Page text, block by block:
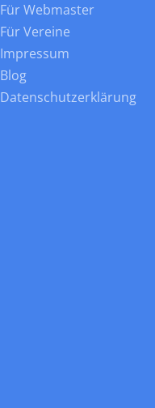
Für Webmaster
Für Vereine
Impressum
Blog
Datenschutzerklärung